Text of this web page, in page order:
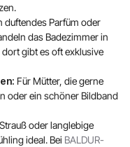
duftendes Parfüm oder
das Badezimmer in
dort gibt es oft exklusive
Für Mütter, die gerne
oder ein schöner Bildband
oder langlebige
ideal. Bei BALDUR-